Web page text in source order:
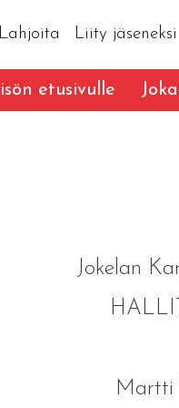
Lahjoita Liity jäseneksi
etusivulle
Jokelan
Martti